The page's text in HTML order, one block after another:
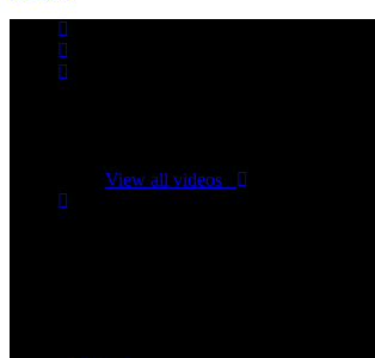
View all videos